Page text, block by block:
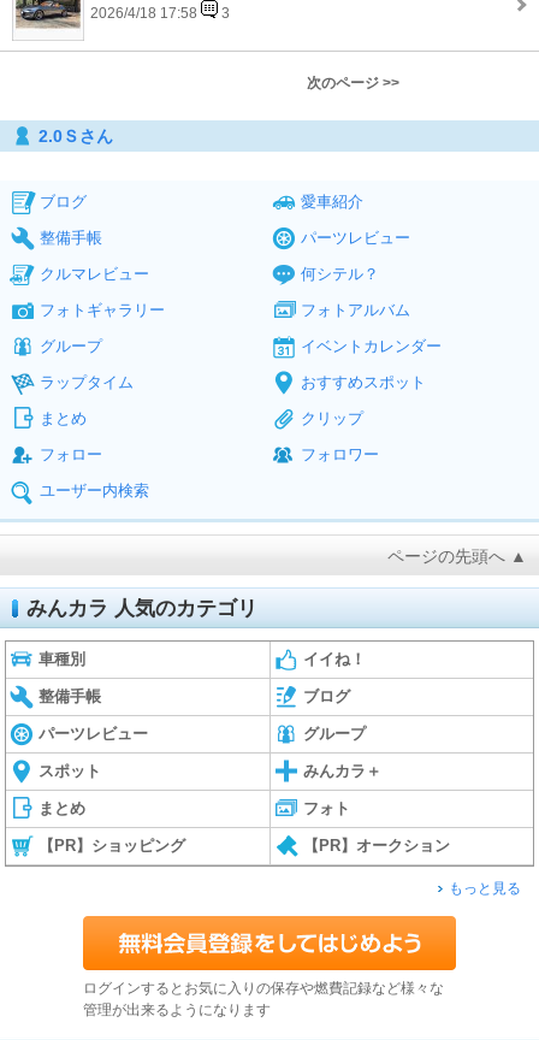
2026/4/18 17:58 3
次のページ >>
2.0Ｓさん
ブログ
愛車紹介
整備手帳
パーツレビュー
クルマレビュー
何シテル？
フォトギャラリー
フォトアルバム
グループ
イベントカレンダー
ラップタイム
おすすめスポット
まとめ
クリップ
フォロー
フォロワー
ユーザー内検索
ページの先頭へ ▲
みんカラ 人気のカテゴリ
車種別 イイね！
整備手帳 ブログ
パーツレビュー グループ
スポット みんカラ＋
まとめ フォト
【PR】ショッピング 【PR】オークション
もっと見る
ログインするとお気に入りの保存や燃費記録など様々な
管理が出来るようになります